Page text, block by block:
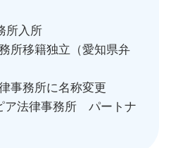
所入所
所移籍独立（愛知県弁
事務所に名称変更
ア法律事務所 パートナ